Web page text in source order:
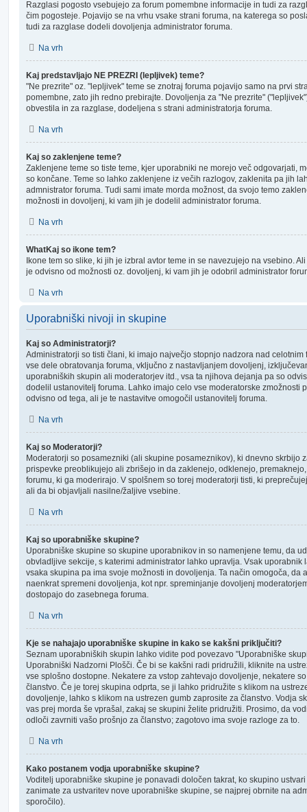
Razglasi pogosto vsebujejo za forum pomembne informacije in tudi za
čim pogosteje. Pojavijo se na vrhu vsake strani foruma, na katerega so
tudi za razglase dodeli dovoljenja administrator foruma.
Na vrh
Kaj predstavljajo NE PREZRI (lepljivek) teme?
"Ne prezrite" oz. "lepljivek" teme se znotraj foruma pojavijo samo na prvi
pomembne, zato jih redno prebirajte. Dovoljenja za "Ne prezrite"
obvestila in za razglase, dodeljena s strani administratorja foruma.
Na vrh
Kaj so zaklenjene teme?
Zaklenjene teme so tiste teme, kjer uporabniki ne morejo več odgovarjati,
so končane. Teme so lahko zaklenjene iz večih razlogov, zaklenita pa jih
admnistrator foruma. Tudi sami imate morda možnost, da svojo temo
možnosti in dovoljenj, ki vam jih je dodelil administrator foruma.
Na vrh
WhatKaj so ikone tem?
Ikone tem so slike, ki jih je izbral avtor teme in se navezujejo na vsebino.
je odvisno od možnosti oz. dovoljenj, ki vam jih je odobril administrator
Na vrh
Uporabniški nivoji in skupine
Kaj so Administratorji?
Administratorji so tisti člani, ki imajo največjo stopnjo nadzora nad
vse dele obratovanja foruma, vključno z nastavljanjem dovoljenj,
uporabniških skupin ali moderatorjev itd., vsa ta njihova dejanja pa so
dodelil ustanovitelj foruma. Lahko imajo celo vse moderatorske zmožnosti
odvisno od tega, ali je te nastavitve omogočil ustanovitelj foruma.
Na vrh
Kaj so Moderatorji?
Moderatorji so posamezniki (ali skupine posameznikov), ki dnevno skrbijo
prispevke preoblikujejo ali zbrišejo in da zaklenejo, odklenejo,
forumu, ki ga moderirajo. V spolšnem so torej moderatorji tisti, ki
ali da bi objavljali nasilne/žaljive vsebine.
Na vrh
Kaj so uporabniške skupine?
Uporabniške skupine so skupine uporabnikov in so namenjene temu, da
obvladljive sekcije, s katerimi administrator lahko upravlja. Vsak uporabnik
vsaka skupina pa ima svoje možnosti in dovoljenja. Ta način omogoča, da
naenkrat spremeni dovoljenja, kot npr. spreminjanje dovoljenj
dostopajo do zasebnega foruma.
Na vrh
Kje se nahajajo uporabniške skupine in kako se kakšni priključiti?
Seznam uporabniških skupin lahko vidite pod povezavo "Uporabniške
Uporabniški Nadzorni Plošči. Če bi se kakšni radi pridružili, kliknite na
vse splošno dostopne. Nekatere za vstop zahtevajo dovoljenje, nekatere
članstvo. Če je torej skupina odprta, se ji lahko pridružite s klikom na
dovoljenje, lahko s klikom na ustrezen gumb zaprosite za članstvo. Vodja
vas prej morda še vprašal, zakaj se skupini želite pridružiti. Prosimo, da
odloči zavrniti vašo prošnjo za članstvo; zagotovo ima svoje razloge za to.
Na vrh
Kako postanem vodja uporabniške skupine?
Voditelj uporabniške skupine je ponavadi določen takrat, ko skupino
zanimate za ustvaritev nove uporabniške skupine, se najprej obrnite na
sporočilo).